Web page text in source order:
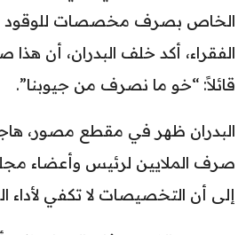
الخاص بصرف مخصصات للوقود
الفقراء، أكد خلف البدران، أن هذا
قائلاً: “خو ما نصرف من جيوبنا”.
البدران ظهر في مقطع مصور،
صرف الملايين لرئيس وأعضاء
إلى أن التخصيصات لا تكفي لأداء